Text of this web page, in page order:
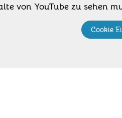
von YouTube zu sehen
Cookie